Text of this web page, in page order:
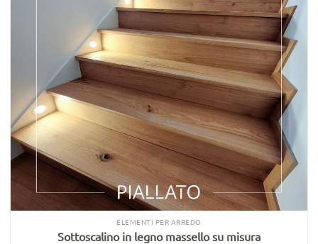
ELEMENTI PER ARREDO
Sottoscalino in legno massello su misura